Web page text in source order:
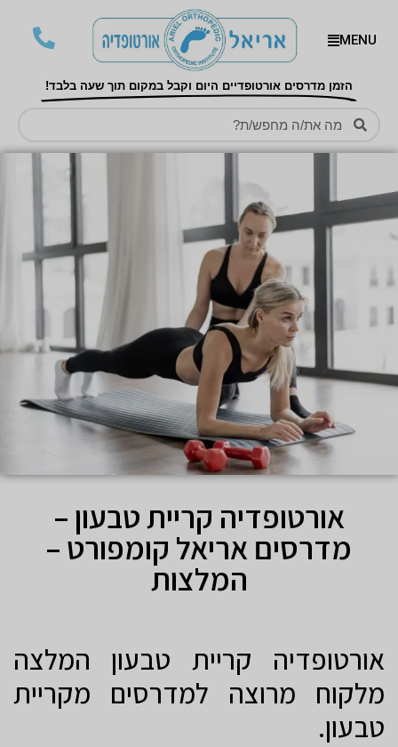
MENU
הזמן מדרסים אורטופדיים היום וקבל במקום תוך שעה בלבד!
אורטופדיה קריית טבעון –
מדרסים אריאל קומפורט –
המלצות
אורטופדיה קריית טבעון המלצה
מלקוח מרוצה למדרסים מקריית
טבעון.